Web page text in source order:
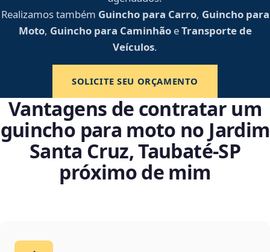
Realizamos também Guincho para Carro, Guincho para
Moto, Guincho para CaminhãoeTransporte de
Veículos.
SOLICITE SEU ORÇAMENTO
Vantagens de contratar um
guincho para moto no Jardim
Santa Cruz, Taubaté‑SP
próximo de mim